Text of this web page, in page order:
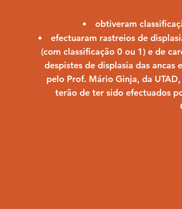
obtiveram
efectuaram rastreios de
(com classificação 0 ou 1) e de
despistes de displasia das
pelo Prof. Mário Ginja, da
terão de ter sido efectuados